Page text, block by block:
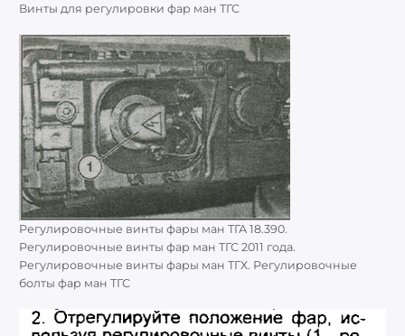
Винты для регулировки фар ман ТГС
Регулировочные винты фары ман ТГА 18.390.
Регулировочные винты фар ман ТГС 2011 года.
Регулировочные винты фары ман ТГХ. Регулировочные
болты фар ман ТГС